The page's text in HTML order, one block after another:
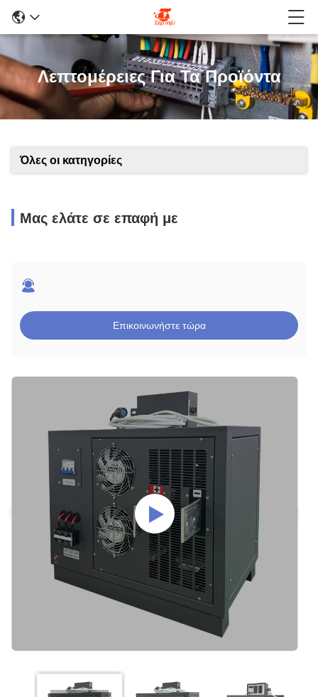
Λεπτομέρειες Για Τα Προϊόντα
Όλες οι κατηγορίες
Μας ελάτε σε επαφή με
Επικοινωνήστε τώρα